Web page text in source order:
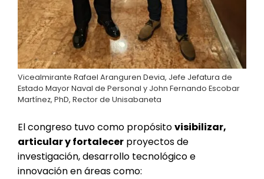
Vicealmirante Rafael Aranguren Devia, Jefe Jefatura de
Estado Mayor Naval de Personal y John Fernando Escobar
Martínez, PhD, Rector de Unisabaneta
El congreso tuvo como propósitovisibilizar,
articular y fortalecer proyectos de
investigación, desarrollo tecnológico e
innovación en áreas como: